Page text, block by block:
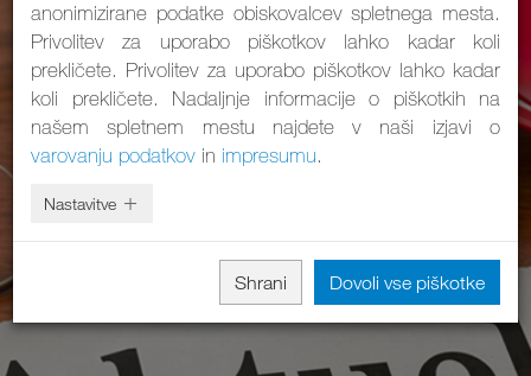
anonimizirane podatke obiskovalcev spletnega mesta.
Privolitev za uporabo piškotkov lahko kadar koli
prekličete. Privolitev za uporabo piškotkov lahko kadar
koli prekličete. Nadaljnje informacije o piškotkih na
našem spletnem mestu najdete v naši izjavi o
varovanju podatkov in impresumu.
Nastavitve
Shrani Dovoli vse piškotke